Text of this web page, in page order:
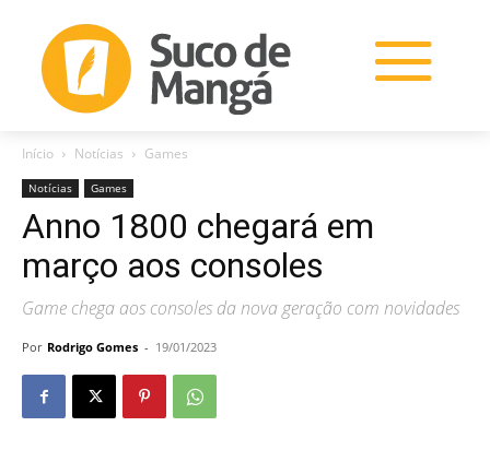
Início Notícias Games
Notícias Games
Anno 1800 chegará em
março aos consoles
Game chega aos consoles da nova geração com novidades
Por Rodrigo Gomes - 19/01/2023